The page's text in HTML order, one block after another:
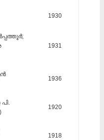
1930
1931
1936
1920
1918